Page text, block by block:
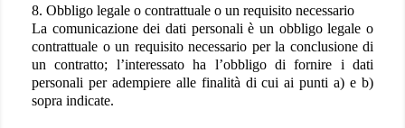
8. Obbligo legale o contrattuale o un requisito necessario
La comunicazione dei dati personali è un obbligo legale o
contrattuale o un requisito necessario per la conclusione di
un contratto; l’interessato ha l’obbligo di fornire i dati
personali per adempiere alle finalità di cui ai punti a) e b)
sopra indicate.